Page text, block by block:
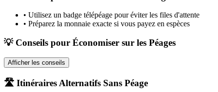
• Utilisez un badge télépéage pour éviter les files d'attente
• Préparez la monnaie exacte si vous payez en espèces
💡 Conseils pour Économiser sur les Péages
Afficher les conseils
🛣️ Itinéraires Alternatifs Sans Péage